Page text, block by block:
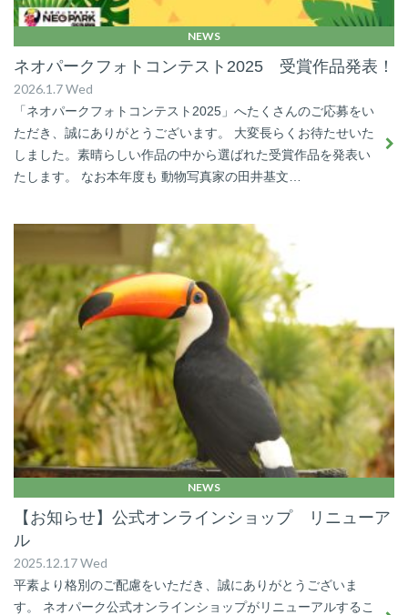
NEWS
ネオパークフォトコンテスト2025 受賞作品発表！
2026.1.7 Wed
「ネオパークフォトコンテスト2025」へたくさんのご応募をい
ただき、誠にありがとうございます。 大変長らくお待たせいた
しました。素晴らしい作品の中から選ばれた受賞作品を発表い
たします。 なお本年度も 動物写真家の田井基文…
NEWS
【お知らせ】公式オンラインショップ リニューア
ル
2025.12.17 Wed
平素より格別のご配慮をいただき、誠にありがとうございま
す。 ネオパーク公式オンラインショップがリニューアルするこ